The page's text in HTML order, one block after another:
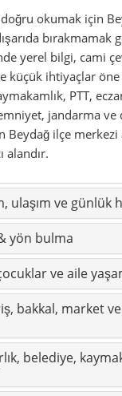
doğru okumak için
bırakmamak
yerel bilgi, cami
küçük ihtiyaçlar öne
PTT,
jandarma ve
Beydağ ilçe merkezi
alandır.
ulaşım ve günlük
yön bulma
ve aile
bakkal, market
belediye,